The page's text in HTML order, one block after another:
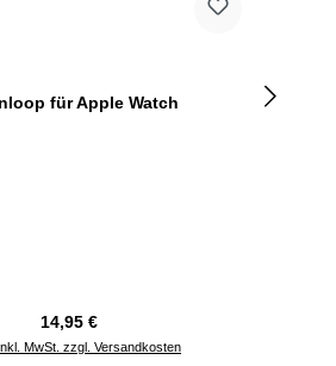
für Apple Watch
Regulärer Preis:
14,95 €
MwSt. zzgl. Versandkosten